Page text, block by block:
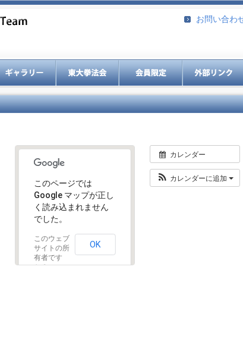
お問い合わ
カレンダー
カレンダーに追加
このページでは
Google マップが正し
く読み込まれません
でした。
このウェブ
サイトの所
有者です
か？
OK